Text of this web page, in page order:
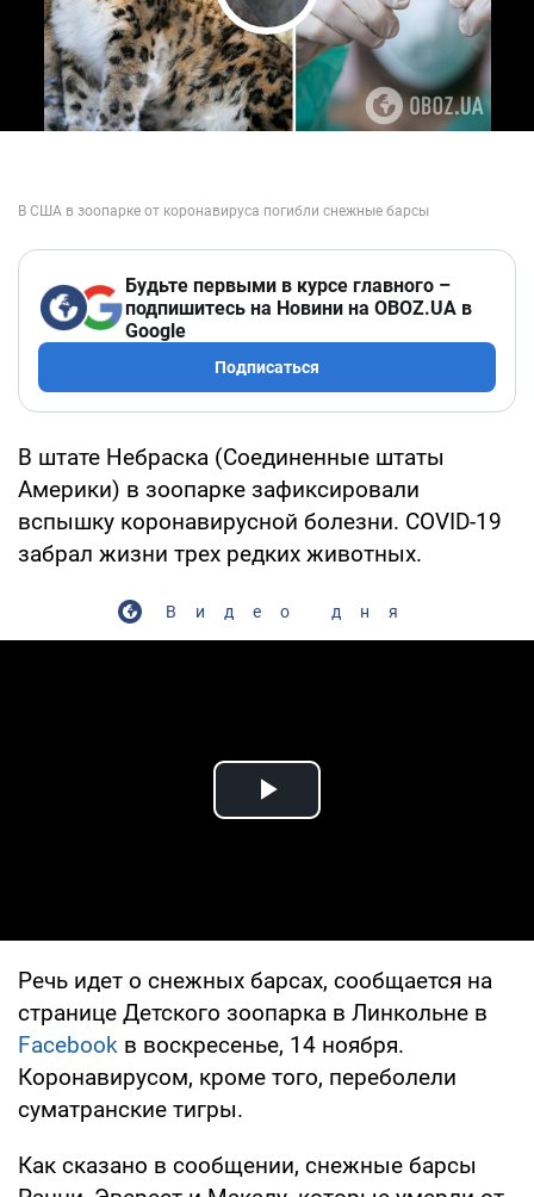
Play Video
Будьте первыми в курсе главного –
подпишитесь на Новини на OBOZ.UA в
Google
Подписаться
В штате Небраска (Соединенные штаты
Америки) в зоопарке зафиксировали
вспышку коронавирусной болезни. COVID-19
забрал жизни трех редких животных.
Видео дня
Play Video
Речь идет о снежных барсах, сообщается на
странице Детского зоопарка в Линкольне в
Facebook в воскресенье, 14 ноября.
Коронавирусом, кроме того, переболели
суматранские тигры.
Как сказано в сообщении, снежные барсы